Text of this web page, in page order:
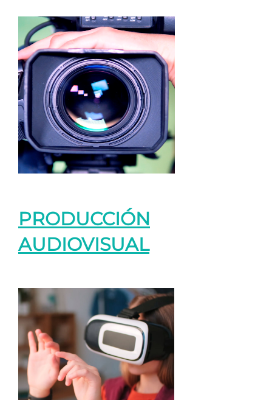
PRODUCCIÓN
AUDIOVISUAL